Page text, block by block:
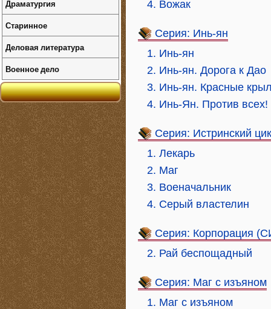
4. Вожак
Серия: Инь-ян
1. Инь-ян
2. Инь-ян. Дорога к Дао
3. Инь-ян. Красные
4. Инь-Ян. Против всех!
Серия: Истринский
1. Лекарь
2. Маг
3. Военачальник
4. Серый властелин
Серия: Корпорация
2. Рай беспощадный
Серия: Маг с изъяном
1. Маг с изъяном
Драматургия
Старинное
Деловая литература
Военное дело